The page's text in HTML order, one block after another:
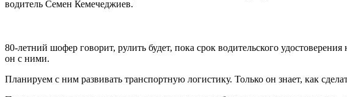
водитель Семен Кемечеджиев.
80-летний шофер говорит, рулить будет, пока срок водительского
он с ними.
Планируем с ним развивать транспортную логистику. Только он знает, как